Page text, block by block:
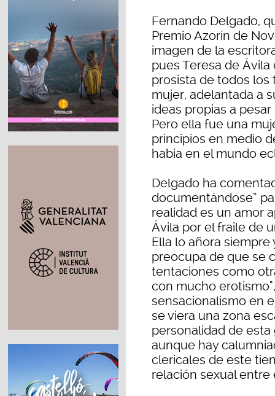
Fernando Delgado,
Premio Azorín de
imagen de la
pues Teresa de
prosista de todos los
mujer, adelantada a
ideas propias a
Pero ella fue una
principios en medio
había en el mundo
Delgado ha
documentándose”
realidad es un amor
Ávila por el fraile de
Ella lo añora
preocupa de que se
tentaciones como
con mucho
sensacionalismo en
se viera una zona
personalidad de esta
aunque hay
clericales de este
relación sexual entre